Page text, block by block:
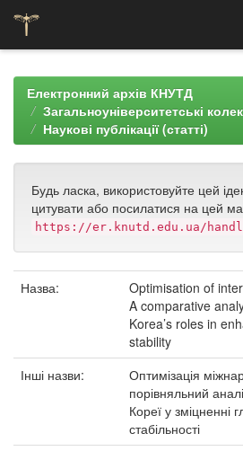
navigationЕлектронний архів КНУТД
Загальноуніверситетські
Наукові публікації (статті)
Будь ласка, використовуйте цей
цитувати або посилатися на цей
https://er.knutd.edu.ua/
Назва:
Optimisation of
A comparative
Korea’s roles in
stability
Інші назви:
Оптимізація
порівняльний
Кореї у зміцненні
стабільності